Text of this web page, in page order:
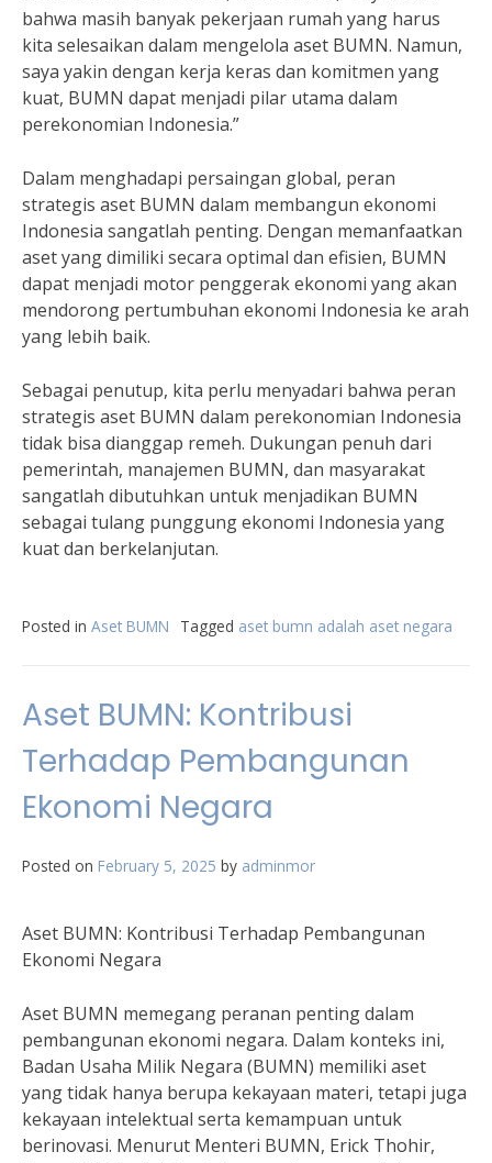
bahwa masih banyak pekerjaan rumah yang harus
kita selesaikan dalam mengelola aset BUMN. Namun,
saya yakin dengan kerja keras dan komitmen yang
kuat, BUMN dapat menjadi pilar utama dalam
perekonomian Indonesia.”
Dalam menghadapi persaingan global, peran
strategis aset BUMN dalam membangun ekonomi
Indonesia sangatlah penting. Dengan memanfaatkan
aset yang dimiliki secara optimal dan efisien, BUMN
dapat menjadi motor penggerak ekonomi yang akan
mendorong pertumbuhan ekonomi Indonesia ke arah
yang lebih baik.
Sebagai penutup, kita perlu menyadari bahwa peran
strategis aset BUMN dalam perekonomian Indonesia
tidak bisa dianggap remeh. Dukungan penuh dari
pemerintah, manajemen BUMN, dan masyarakat
sangatlah dibutuhkan untuk menjadikan BUMN
sebagai tulang punggung ekonomi Indonesia yang
kuat dan berkelanjutan.
Posted in Aset BUMN Tagged aset bumn adalah aset negara
Aset BUMN: Kontribusi
Terhadap Pembangunan
Ekonomi Negara
Posted on February 5, 2025 by adminmor
Aset BUMN: Kontribusi Terhadap Pembangunan
Ekonomi Negara
Aset BUMN memegang peranan penting dalam
pembangunan ekonomi negara. Dalam konteks ini,
Badan Usaha Milik Negara (BUMN) memiliki aset
yang tidak hanya berupa kekayaan materi, tetapi juga
kekayaan intelektual serta kemampuan untuk
berinovasi. Menurut Menteri BUMN, Erick Thohir,